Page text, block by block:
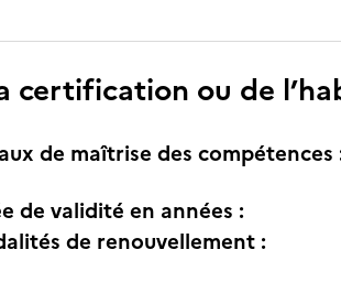
certification ou de
de maîtrise des compétences
de validité en années :
de renouvellement :